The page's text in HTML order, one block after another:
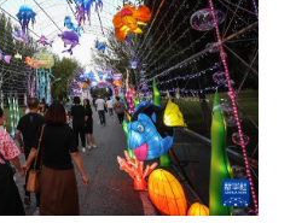
河北 山西
上海 江苏